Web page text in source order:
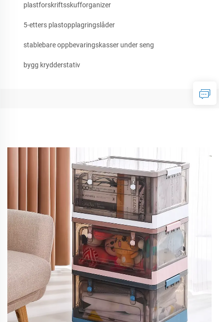
plastforskriftsskufforganizer
5-etters plastopplagringslåder
stablebare oppbevaringskasser under seng
bygg krydderstativ